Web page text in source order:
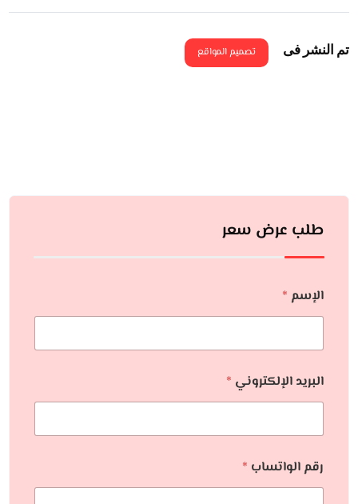
تم النشر فى تصميم المواقع
طلب عرض سعر
الإسم *
البريد الإلكتروني *
رقم الواتساب *